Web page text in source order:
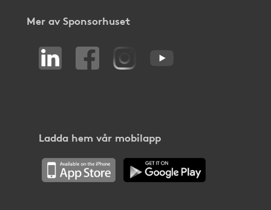
Mer av Sponsorhuset
Ladda hem vår mobilapp